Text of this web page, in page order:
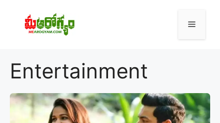
content
Menu
Entertainment